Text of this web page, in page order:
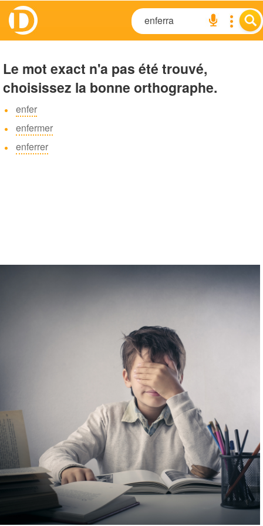
Le mot exact n'a pas été trouvé,
choisissez la bonne orthographe.
enfer
enfermer
enferrer